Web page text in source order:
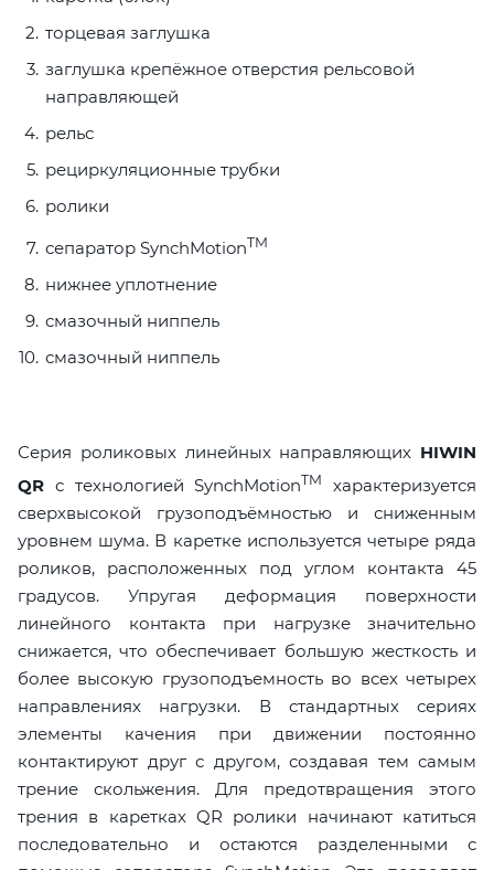
торцевая заглушка
заглушка крепёжное отверстия рельсовой
направляющей
рельс
рециркуляционные трубки
ролики
сепаратор SynchMotionTM
нижнее уплотнение
смазочный ниппель
смазочный ниппель
Серия роликовых линейных направляющих HIWIN
QR с технологией SynchMotionTM
характеризуется
сверхвысокой грузоподъёмностью и сниженным
уровнем шума. В каретке используется четыре ряда
роликов, расположенных под углом контакта 45
градусов. Упругая деформация поверхности
линейного контакта при нагрузке значительно
снижается, что обеспечивает большую жесткость и
более высокую грузоподъемность во всех четырех
направлениях нагрузки. В стандартных сериях
элементы качения при движении постоянно
контактируют друг с другом, создавая тем самым
трение скольжения. Для предотвращения этого
трения в каретках QR ролики начинают катиться
последовательно и остаются разделенными с